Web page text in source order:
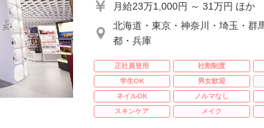
月給23万1,000円 ～ 31万円 ほか
北海道・東京・神奈川・埼玉・群
都・兵庫
正社員登用 社割制度
学生OK
男女歓迎
ネイルOK
ノルマなし
スキンケア
メイク